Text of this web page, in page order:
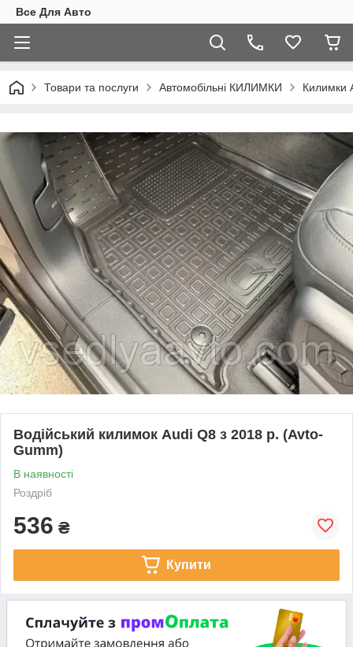
Все Для Авто
Товари та послуги Автомобільні КИЛИМКИ Килимки
Водійський килимок Audi Q8 з 2018 р. (Avto-
Gumm)
В наявності
Роздріб
536 ₴
Купити